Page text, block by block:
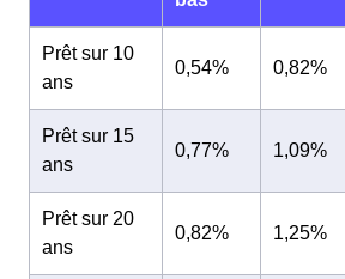
Prêt sur 10
ans
0,54% 0,82%
Prêt sur 15
ans
0,77% 1,09%
Prêt sur 20
ans
0,82% 1,25%